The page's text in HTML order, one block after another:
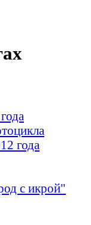
года
с икрой"